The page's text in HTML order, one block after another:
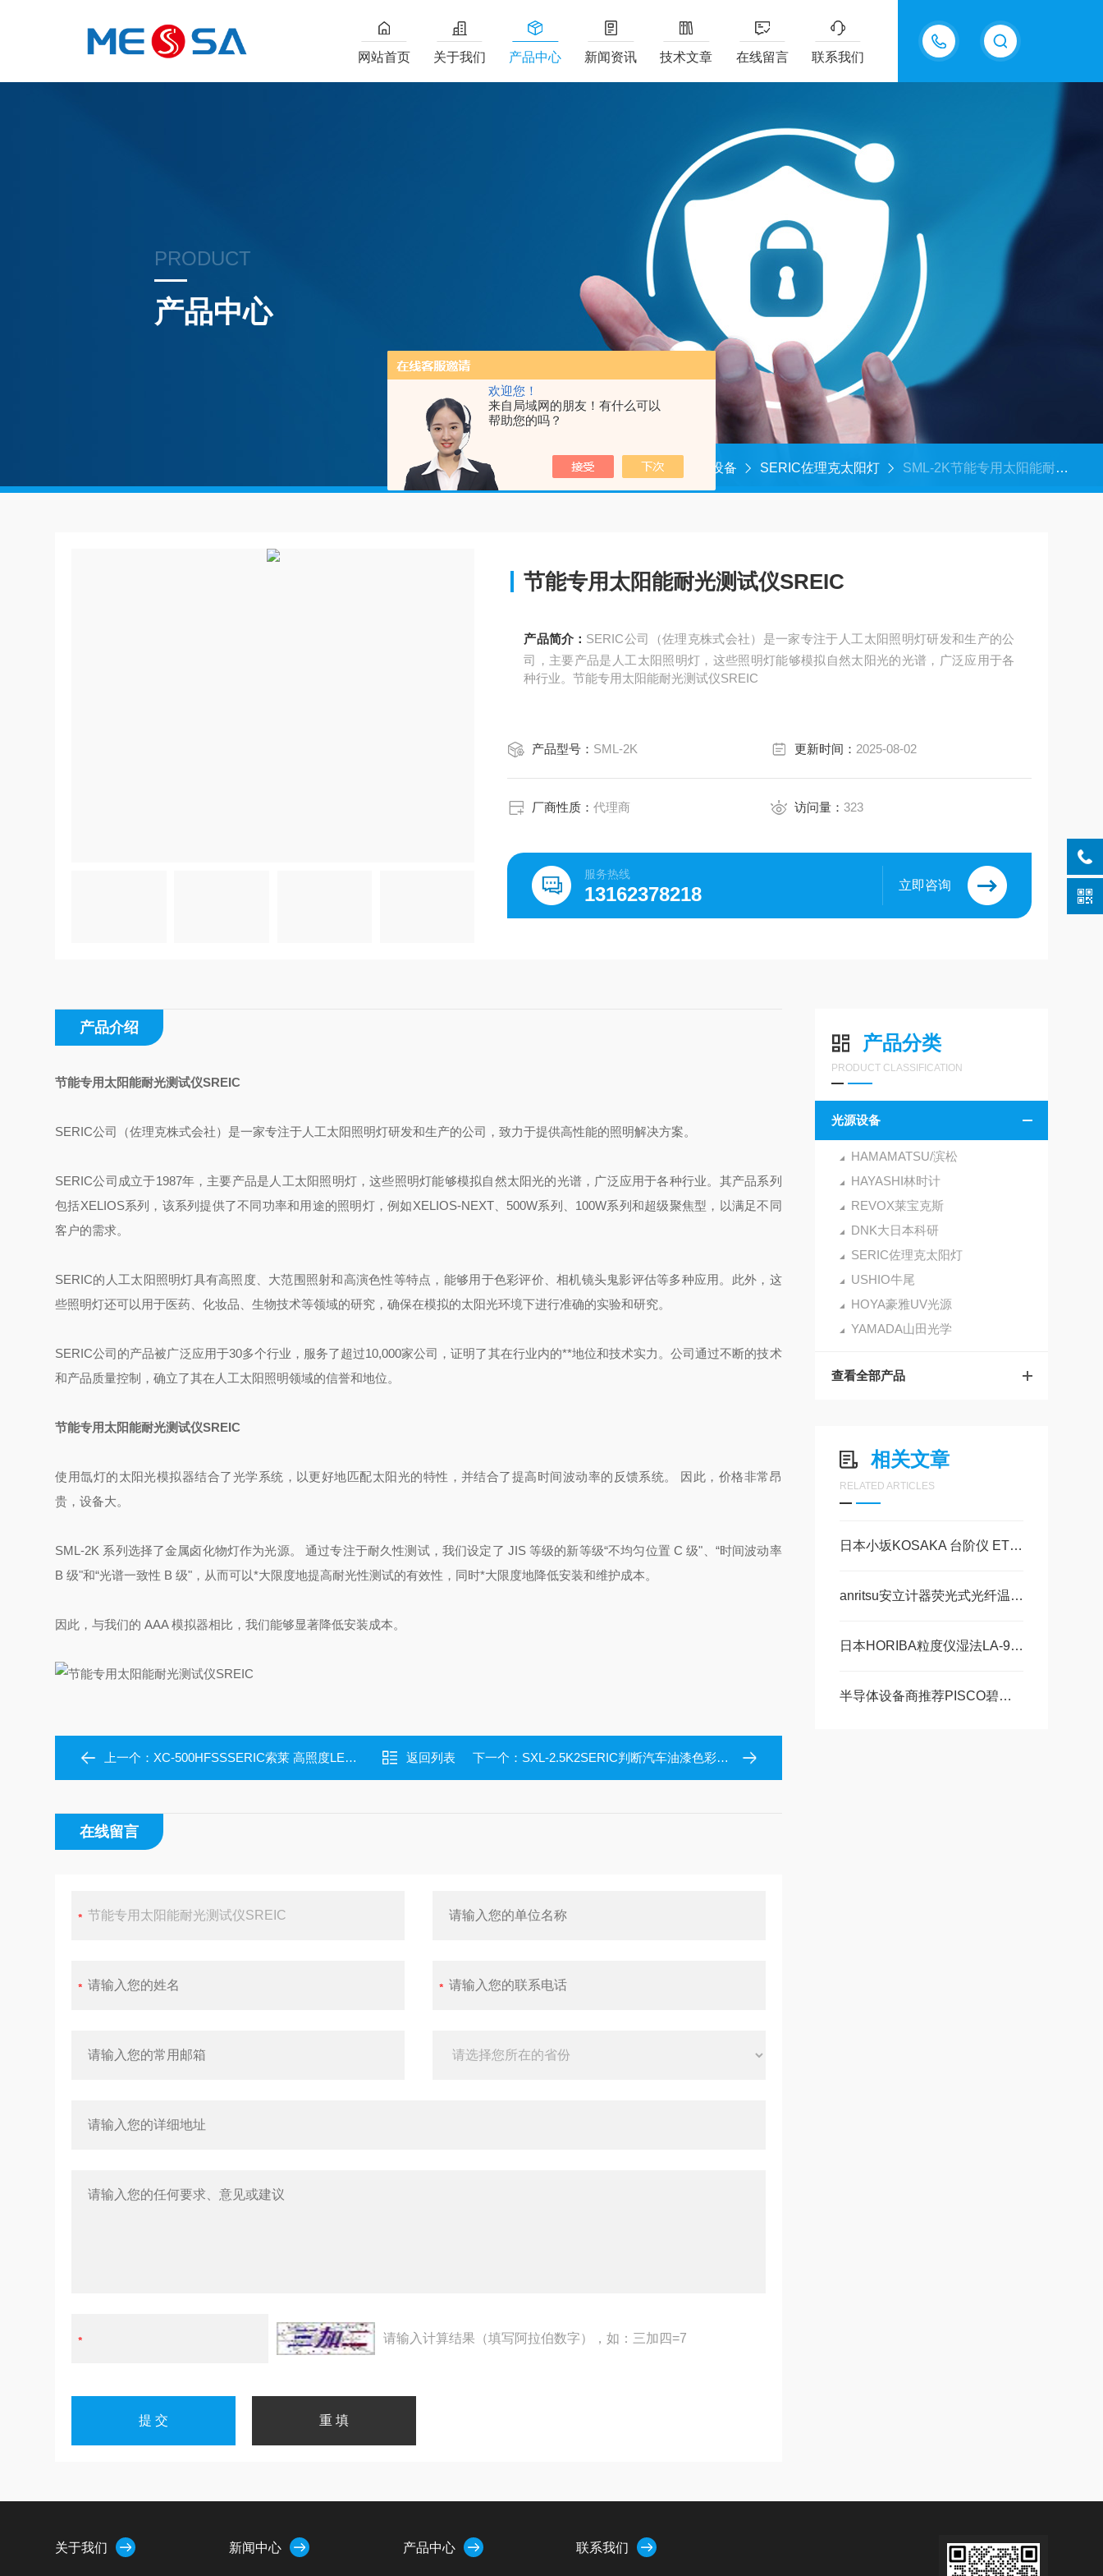
欢迎您！
来自局域网的朋友！有什么可以
帮助您的吗？
13915577898
网站首页 关于我们 产品中心 新闻资讯 技术文章 在线留言 联系我们
PRODUCT
产品中心
首页 产品中心 光源设备 SERIC佐理克太阳灯 SML-2K节能专用太阳能耐光测试仪SREIC
节能专用太阳能耐光测试仪SREIC
产品简介： SERIC公司（佐理克株式会社）是一家专注于人工太阳照明灯研发和生产的公
司，主要产品是人工太阳照明灯，这些照明灯能够模拟自然太阳光的光谱，广泛应用于各
种行业。节能专用太阳能耐光测试仪SREIC
产品型号： SML-2K 更新时间： 2025-08-02
厂商性质：代理商 访问量： 323
服务热线
13162378218 立即咨询
产品分类
PRODUCT CLASSIFICATION
光源设备
HAMAMATSU/滨松
HAYASHI林时计
REVOX莱宝克斯
DNK大日本科研
SERIC佐理克太阳灯
USHIO牛尾
HOYA豪雅UV光源
YAMADA山田光学
查看全部产品
相关文章
RELATED ARTICLES
日本小坂KOSAKA 台阶仪 ET4000系列
anritsu安立计器荧光式光纤温度计 FL系列FS100现货30 美萨现货系列
日本HORIBA粒度仪湿法LA-960V2维修中国售后点
半导体设备商推荐PISCO碧士克真空发生器的实际应用案例
产品介绍
节能专用太阳能耐光测试仪SREIC
SERIC公司（佐理克株式会社）是一家专注于人工太阳照明灯研发和生产的公司，致力于提供高性能的照明解决方案。‌
SERIC公司成立于1987年，主要产品是人工太阳照明灯，这些照明灯能够模拟自然太阳光的光谱，广泛应用于各种行业。其产品系列
包括XELIOS系列，该系列提供了不同功率和用途的照明灯，例如XELIOS-NEXT、500W系列、100W系列和超级聚焦型，以满足不同
客户的需求‌。
SERIC的人工太阳照明灯具有高照度、大范围照射和高演色性等特点，能够用于色彩评价、相机镜头鬼影评估等多种应用。此外，这
些照明灯还可以用于医药、化妆品、生物技术等领域的研究，确保在模拟的太阳光环境下进行准确的实验和研究‌。
SERIC公司的产品被广泛应用于30多个行业，服务了超过10,000家公司，证明了其在行业内的**地位和技术实力‌。公司通过不断的技术
和产品质量控制，确立了其在人工太阳照明领域的信誉和地位‌。
节能专用太阳能耐光测试仪SREIC
使用氙灯的太阳光模拟器结合了光学系统，以更好地匹配太阳光的特性，并结合了提高时间波动率的反馈系统。 因此，价格非常昂
贵，设备大。
SML-2K 系列选择了金属卤化物灯作为光源。 通过专注于耐久性测试，我们设定了 JIS 等级的新等级“不均匀位置 C 级"、“时间波动率
B 级"和“光谱一致性 B 级"，从而可以*大限度地提高耐光性测试的有效性，同时*大限度地降低安装和维护成本。
因此，与我们的 AAA 模拟器相比，我们能够显著降低安装成本。
上一个： XC-500HFSSSERIC索莱 高照度LED太阳照明灯 返回列表 下一个： SXL-2.5K2SERIC判断汽车油漆色彩人工太阳照明灯
在线留言
请输入计算结果（填写阿拉伯数字），如：三加四=7
关于我们 新闻中心 产品中心 联系我们